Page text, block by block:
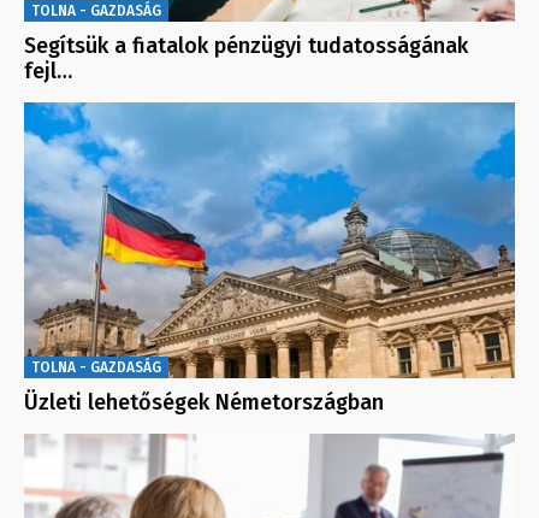
TOLNA - GAZDASÁG
Segítsük a fiatalok pénzügyi tudatosságának
fejl…
TOLNA - GAZDASÁG
Üzleti lehetőségek Németországban